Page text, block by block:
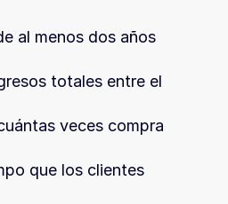
al menos dos años
totales entre el
veces compra
que los clientes